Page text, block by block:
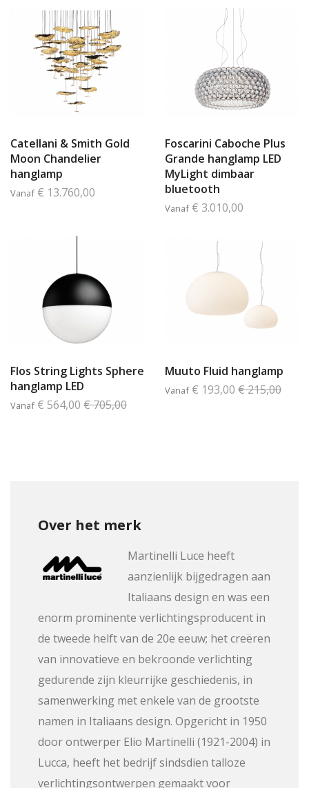
Catellani & Smith Gold
Moon Chandelier
hanglamp
Vanaf € 13.760,00
Foscarini Caboche Plus
Grande hanglamp LED
MyLight dimbaar
bluetooth
Vanaf € 3.010,00
Flos String Lights Sphere
hanglamp LED
Vanaf € 564,00 € 705,00
Muuto Fluid hanglamp
Vanaf € 193,00 € 215,00
Over het merk
Martinelli Luce heeft
aanzienlijk bijgedragen aan
Italiaans design en was een
enorm prominente verlichtingsproducent in
de tweede helft van de 20e eeuw; het creëren
van innovatieve en bekroonde verlichting
gedurende zijn kleurrijke geschiedenis, in
samenwerking met enkele van de grootste
namen in Italiaans design. Opgericht in 1950
door ontwerper Elio Martinelli (1921-2004) in
Lucca, heeft het bedrijf sindsdien talloze
verlichtingsontwerpen gemaakt voor